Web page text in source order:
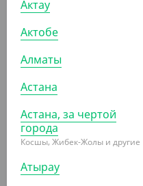
7 700
Пакет прозрачный со
мкм
УП (1000)
Актау
Актобе
Алматы
Астана
Астана, за чертой
города
Косшы, Жибек-Жолы и другие
Атырау